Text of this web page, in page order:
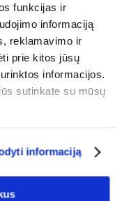
funkcijas ir
informaciją
reklamavimo ir
prie kitos jūsų
informacijos.
sutinkate su mūsų
informaciją
išieškojimo
etape
nes tai
Mes
ir
Jei
laikotarpį,
pagal jūsų